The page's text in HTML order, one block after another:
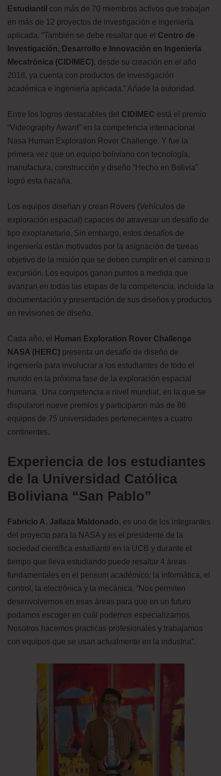
Estudiantil con más de 70 miembros activos que trabajan
en más de 12 proyectos de investigación e ingeniería
aplicada. “También se debe resaltar que el Centro de
Investigación, Desarrollo e Innovación en Ingeniería
Mecatrónica (CIDIMEC), desde su creación en el año
2018, ya cuenta con productos de investigación
académica e ingeniería aplicada.” Añade la autoridad.
Entre los logros destacables del CIDIMEC está el premio
“Videography Award” en la competencia internacional
Nasa Human Exploration Rover Challenge. Y fue la
primera vez que un equipo boliviano con tecnología,
manufactura, construcción y diseño “Hecho en Bolivia”
logró esta hazaña.
Los equipos diseñan y crean Rovers (Vehículos de
exploración espacial) capaces de atravesar un desafío de
tipo exoplanetario. Sin embargo, estos desafíos de
ingeniería están motivados por la asignación de tareas
objetivo de la misión que se deben cumplir en el camino o
excursión. Los equipos ganan puntos a medida que
avanzan en todas las etapas de la competencia, incluida la
documentación y presentación de sus diseños y productos
en revisiones de diseño.
Cada año, el
Human Exploration Rover Challenge
NASA (HERC) presenta un desafío de diseño de
ingeniería para involucrar a los estudiantes de todo el
mundo en la próxima fase de la exploración espacial
humana. Una competencia a nivel mundial, en la que se
disputaron nueve premios y participaron más de 86
equipos de 75 universidades pertenecientes a cuatro
continentes.
Experiencia de los estudiantes
de la Universidad Católica
Boliviana “San Pablo”
Fabricio A. Jallaza Maldonado, es uno de los integrantes
del proyecto para la NASA y es el presidente de la
sociedad científica estudiantil en la UCB y durante el
tiempo que lleva estudiando puede resaltar 4 áreas
fundamentales en el pensum académico: la informática, el
control, la electrónica y la mecánica. “Nos permiten
desenvolvernos en esas áreas para que en un futuro
podamos escoger en cuál podemos especializarnos.
Nosotros hacemos practicas profesionales y trabajamos
con equipos que se usan actualmente en la industria”.